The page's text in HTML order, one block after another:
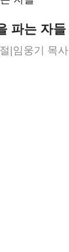
파는 자들
|임웅기 목사